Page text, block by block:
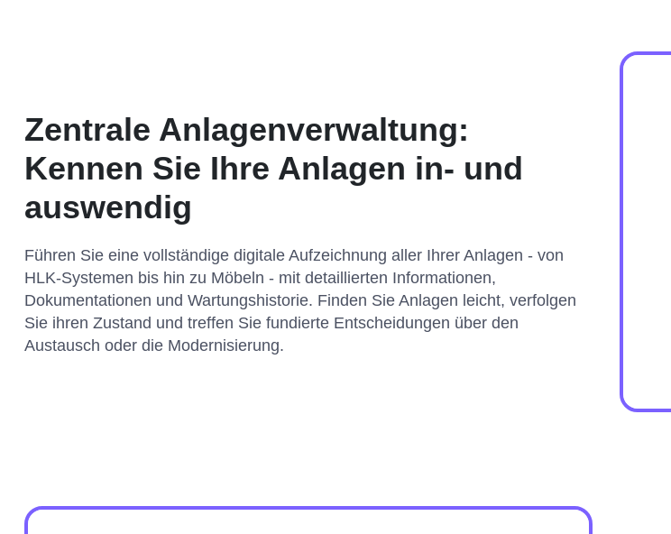
Zentrale Anlagenverwaltung:
Kennen Sie Ihre Anlagen in- und
auswendig
Führen Sie eine vollständige digitale Aufzeichnung aller Ihrer Anlagen - von
HLK-Systemen bis hin zu Möbeln - mit detaillierten Informationen,
Dokumentationen und Wartungshistorie. Finden Sie Anlagen leicht, verfolgen
Sie ihren Zustand und treffen Sie fundierte Entscheidungen über den
Austausch oder die Modernisierung.